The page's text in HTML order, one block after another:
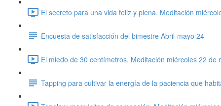
El secreto para una vida feliz y plena. Meditación
Encuesta de satisfacción del bimestre Abril-mayo 24
El miedo de 30 centímetros. Meditación miércoles 22 de
Tapping para cultivar la energía de la paciencia que